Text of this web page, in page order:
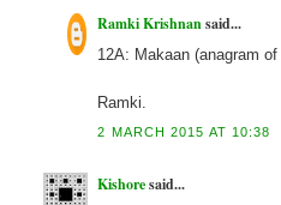
Ramki Krishnansaid...
12A: Makaan (anagram
Ramki.
2 MARCH 2015 AT 10:38
Kishoresaid...